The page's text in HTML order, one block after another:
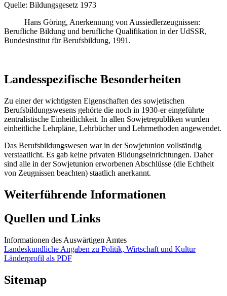
Quelle: Bildungsgesetz 1973
Hans Göring, Anerkennung von Aussiedlerzeugnissen:
Berufliche Bildung und berufliche Qualifikation in der UdSSR,
Bundesinstitut für Berufsbildung, 1991.
Landesspezifische Besonderheiten
Zu einer der wichtigsten Eigenschaften des sowjetischen
Berufsbildungswesens gehörte die noch in 1930-er eingeführte
zentralistische Einheitlichkeit. In allen Sowjetrepubliken wurden
einheitliche Lehrpläne, Lehrbücher und Lehrmethoden angewendet.
Das Berufsbildungswesen war in der Sowjetunion vollständig
verstaatlicht. Es gab keine privaten Bildungseinrichtungen. Daher
sind alle in der Sowjetunion erworbenen Abschlüsse (die Echtheit
von Zeugnissen beachten) staatlich anerkannt.
Weiterführende Informationen
Quellen und Links
Informationen des Auswärtigen Amtes
Landeskundliche Angaben zu Politik, Wirtschaft und Kultur
Länderprofil als PDF
Sitemap